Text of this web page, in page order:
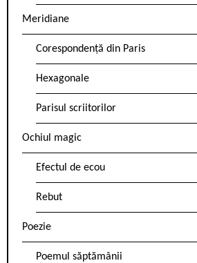
Meridiane
Corespondență din Paris
Hexagonale
Parisul scriitorilor
Ochiul magic
Efectul de ecou
Rebut
Poezie
Poemul săptămânii